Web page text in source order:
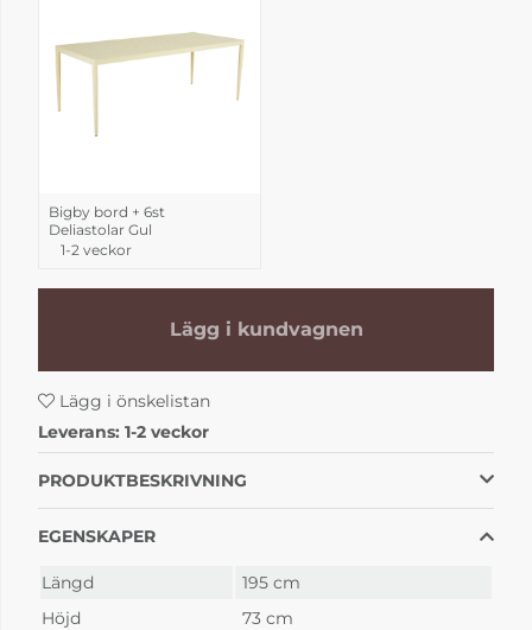
Bigby bord + 6st
Deliastolar Gul
1-2 veckor
Lägg i kundvagnen
Lägg i önskelistan
Leverans: 1-2 veckor
PRODUKTBESKRIVNING
EGENSKAPER
Längd
195 cm
Höjd
73 cm